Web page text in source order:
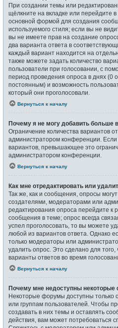
При создании темы или
щёлкните на вкладке или перейдите
основной формой для создания
используемого стиля; если вы не
вы не имеете прав на создание
два варианта ответа в
каждый вариант находится на
также можете задать количество
пользователи при голосовании, с
период проведения опроса в днях (0
постоянным) и возможность
который они проголосовали.
Вернуться к началу
Почему я не могу добавить больше
Ограничение количества вариантов
администратором конференции. Если
вариантов, превышающее это
администратором конференции.
Вернуться к началу
Как мне отредактировать или
Так же, как и сообщения, опросы
создателями, модераторами или
редактирования опроса перейдите к
сообщения в теме; опрос всегда
успел проголосовать, то вы можете
любой из вариантов ответа. Однако
только модераторы или
удалить опрос. Это сделано для
варианты ответов во время
Вернуться к началу
Почему мне недоступны
Некоторые форумы доступны только
или группам пользователей. Чтобы
создавать в них темы и оставлять
действия, вам может потребоваться